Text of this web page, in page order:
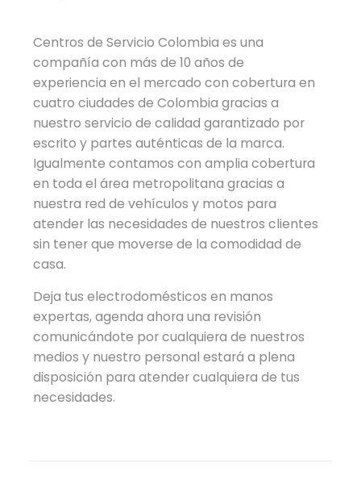
Centros de Servicio Colombia es una
compañía con más de 10 años de
experiencia en el mercado con cobertura en
cuatro ciudades de Colombia gracias a
nuestro servicio de calidad garantizado por
escrito y partes auténticas de la marca.
Igualmente contamos con amplia cobertura
en toda el área metropolitana gracias a
nuestra red de vehículos y motos para
atender las necesidades de nuestros clientes
sin tener que moverse de la comodidad de
casa.
Deja tus electrodomésticos en manos
expertas, agenda ahora una revisión
comunicándote por cualquiera de nuestros
medios y nuestro personal estará a plena
disposición para atender cualquiera de tus
necesidades.